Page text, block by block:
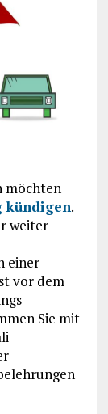
möchten
kündigen.
weiter
einer
vor dem
Sie mit